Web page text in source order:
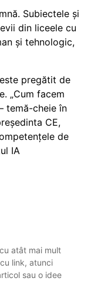
Subiectele și
din liceele cu
și tehnologic,
pregătit de
„Cum facem
temă-cheie în
CE,
de
IA
atât mai mult
link, atunci
sau o idee